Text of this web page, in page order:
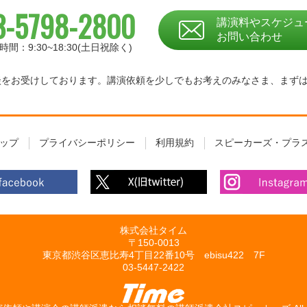
5798-2800
間：9:30~18:30(土日祝除く)
講演料やスケジュ
お問い合わせ
お受けしております。 講演依頼を少しでもお考えのみなさま、 まず
プ プライバシーポリシー 利用規約 スピーカーズ・プラ
株式会社タイム
〒150-0013
東京都渋谷区恵比寿4丁目22番10号 ebisu422 7F
03-5447-2422